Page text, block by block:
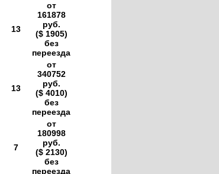
13
от
161878
руб.
($ 1905)
без
переезда
13
от
340752
руб.
($ 4010)
без
переезда
7
от
180998
руб.
($ 2130)
без
переезда